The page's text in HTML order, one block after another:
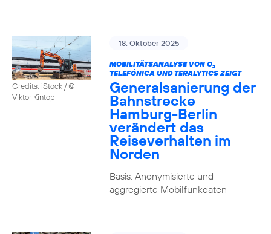
Credits: iStock / ©
Viktor Kintop
18. Oktober 2025
MOBILITÄTSANALYSE VON O2
TELEFÓNICA UND TERALYTICS ZEIGT
Generalsanierung der
Bahnstrecke
Hamburg-Berlin
verändert das
Reiseverhalten im
Norden
Basis: Anonymisierte und
aggregierte Mobilfunkdaten